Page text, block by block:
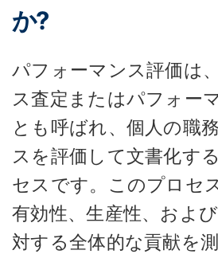
か?
パフォーマンス評価は
ス査定またはパフォー
とも呼ばれ、個人の職
スを評価して文書化す
セスです。このプロセ
有効性、生産性、およ
対する全体的な貢献を